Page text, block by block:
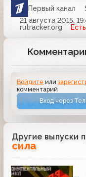
Первый канал
21 августа 2015,
rutracker.org
Войдите или
комментарий
Вход через
Другие выпуски
сила